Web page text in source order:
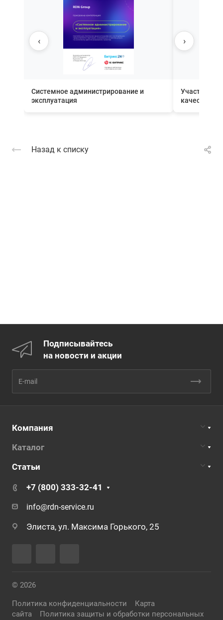
Системное администрирование и
эксплуатация
Участник
качества
‹ ›
Назад к списку
Подписывайтесь
на новости и акции
Компания
Каталог
Статьи
+7 (800) 333-32-41
info@rdn-service.ru
Элиста, ул. Максима Горького, 25
© 2026
Политика конфиденциальности
Карта
сайта
Политика защиты и обработки персональных